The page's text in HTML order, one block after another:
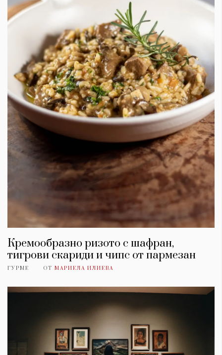
Кремообразно ризото с шафран,
тигрови скариди и чипс от пармезан
ГУРМЕ ОТ МАРИЕЛА ИЛИЕВА